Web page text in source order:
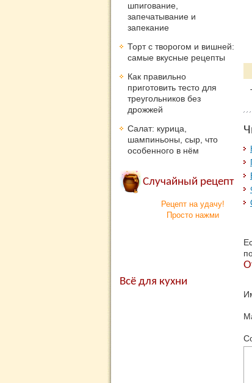
шпигование,
запечатывание и
запекание
Торт с творогом и вишней:
самые вкусные рецепты
Как правильно
приготовить тесто для
треугольников без
дрожжей
Салат: курица,
шампиньоны, сыр, что
особенного в нём
Случайный рецепт
Рецепт на удачу!
Просто нажми
Всё для кухни